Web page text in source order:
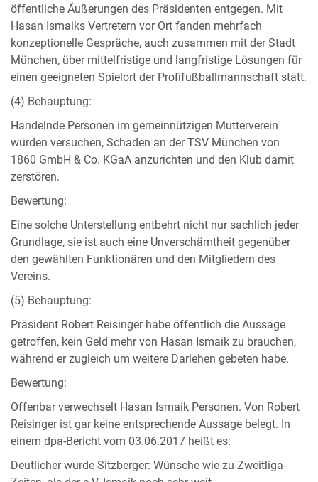
öffentliche Äußerungen des Präsidenten entgegen. Mit
Hasan Ismaiks Vertretern vor Ort fanden mehrfach
konzeptionelle Gespräche, auch zusammen mit der Stadt
München, über mittelfristige und langfristige Lösungen für
einen geeigneten Spielort der Profifußballmannschaft statt.
(4) Behauptung:
Handelnde Personen im gemeinnützigen Mutterverein
würden versuchen, Schaden an der TSV München von
1860 GmbH & Co. KGaA anzurichten und den Klub damit
zerstören.
Bewertung:
Eine solche Unterstellung entbehrt nicht nur sachlich jeder
Grundlage, sie ist auch eine Unverschämtheit gegenüber
den gewählten Funktionären und den Mitgliedern des
Vereins.
(5) Behauptung:
Präsident Robert Reisinger habe öffentlich die Aussage
getroffen, kein Geld mehr von Hasan Ismaik zu brauchen,
während er zugleich um weitere Darlehen gebeten habe.
Bewertung:
Offenbar verwechselt Hasan Ismaik Personen. Von Robert
Reisinger ist gar keine entsprechende Aussage belegt. In
einem dpa-Bericht vom 03.06.2017 heißt es:
Deutlicher wurde Sitzberger: Wünsche wie zu Zweitliga-